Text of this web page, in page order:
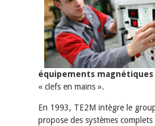
équipements
« clefs en mains ».
En 1993, TE2M intègre le
propose des systèmes